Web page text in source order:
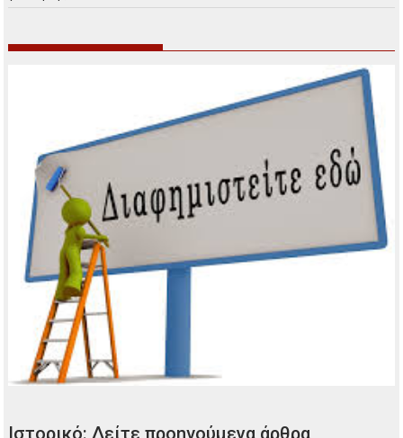
Πρόσφατα άρθρα
Μικρά και Ενημερωτικά
Ο Κώστας Χατζής μάγεψε το κοινό στη Φιλοθέη
Αφιέρωμα στα 90 χρόνια από τη γέννηση του Νίκου
Ξυλούρη
Νέο Κληρονομικό Δίκαιο
Οι δήμοι αποκτούν τη δυνατότητα χορήγησης επιδόματος
γέννησης